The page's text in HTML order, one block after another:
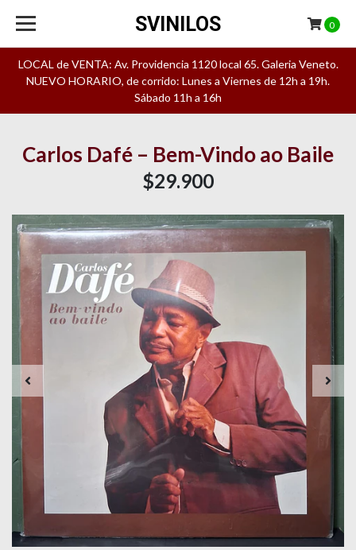
LOCAL de VENTA: Av. Providencia 1120 local 65. Galeria Veneto.
NUEVO HORARIO, de corrido: Lunes a Viernes de 12h a 19h.
Sábado 11h a 16h
SVINILOS 0
Carlos Dafé – Bem-Vindo ao Baile
$29.900